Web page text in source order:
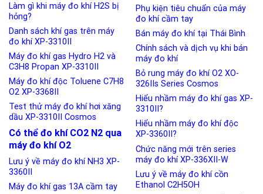
Làm gì khi máy đo khí H2S bị
hỏng?
Danh sách khí gas trên máy
đo khí XP-3310II
Máy đo khí gas Hydro H2 và
C3H8 Propan XP-3310II
Máy đo khí độc Toluene C7H8
O2 XP-3368II
Test thử máy đo khí hơi xăng
dầu XP-3310II Cosmos
Có thể đo khí CO2 N2 qua
máy đo khí O2
Lưu ý về máy đo khí NH3 XP-
3360II
Máy đo khí gas 13A cầm tay
Phụ kiện tiêu chuẩn của máy
đo khí cầm tay
Bán máy đo khí tại Thái Bình
Chính sách và dịch vụ khi bán
máy đo khí
Bỏ rung máy đo khí O2 XO-
326IIs Series Cosmos
Hiểu nhầm máy đo khí gas XP-
3310II?
Hiểu nhầm máy đo khí độc
XP-3360II?
Chức năng mới trên series
máy đo khí XP-336XII-W
Lưu ý về máy đo khí cồn
Ethanol C2H5OH